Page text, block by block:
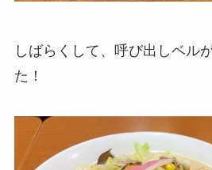
しばらくして、呼び出しベル
た！